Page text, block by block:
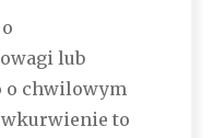
lub
o chwilowym
to